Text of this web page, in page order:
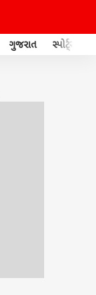
ગુજરાત સ્પોર્ટ્સ